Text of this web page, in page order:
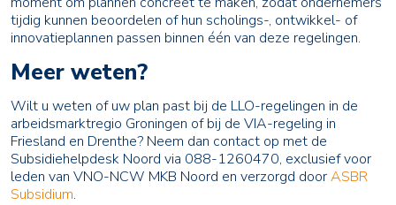
tijdig kunnen beoordelen of hun scholings-, ontwikkel- of
innovatieplannen passen binnen één van deze regelingen.
Meer weten?
Wilt u weten of uw plan past bij de LLO-regelingen in de
arbeidsmarktregio Groningen of bij de VIA-regeling in
Friesland en Drenthe? Neem dan contact op met de
Subsidiehelpdesk Noord via 088-1260470, exclusief voor
leden van VNO-NCW MKB Noord en verzorgd doorASBR
Subsidium.